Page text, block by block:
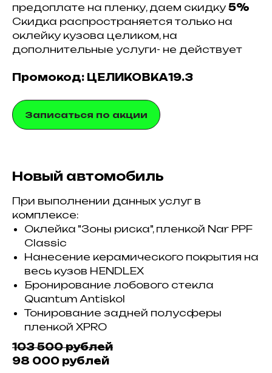
предоплате на пленку, даем скидку 5%
Скидка распространяется только на
оклейку кузова целиком, на
дополнительные услуги- не действует
Промокод: ЦЕЛИКОВКА19.3
Записаться по акции
Новый автомобиль
При выполнении данных услуг в
комплексе:
Оклейка "Зоны риска", пленкой Nar PPF
Classic
Нанесение керамического покрытия на
весь кузов HENDLEX
Бронирование лобового стекла
Quantum Antiskol
Тонирование задней полусферы
пленкой XPRO
103 500 рублей
98 000 рублей